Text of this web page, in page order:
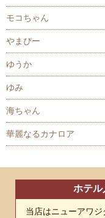
モコちゃん
やまぴー
ゆうか
ゆみ
海ちゃん
華麗なるカナロア
ホテル
当店はニューアワ